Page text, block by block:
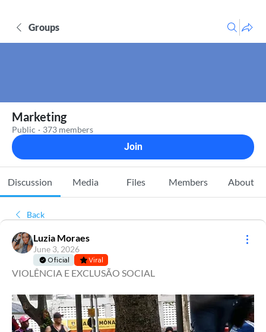
Groups
Marketing
Public · 373 members
Join
Discussion Media Files Members About
Back
Luzia Moraes
June 3, 2026
Oficial Viral
VIOLÊNCIA E EXCLUSÃO SOCIAL